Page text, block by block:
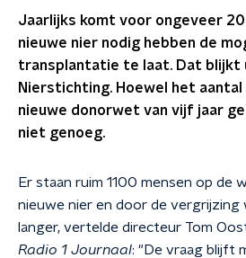
Jaarlijks komt voor ongeveer
nieuwe nier nodig hebben de
transplantatie te laat. Dat blijkt
Nierstichting. Hoewel het
nieuwe donorwet van vijf jaar
niet genoeg.
Er staan ruim 1100 mensen op de
nieuwe nier en door de
langer, vertelde directeur Tom
Radio 1 Journaal: "De vraag blijft